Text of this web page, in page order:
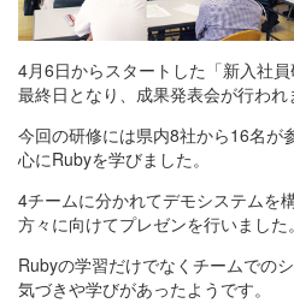
4月6日からスタートした「新入社
最終日となり、成果発表会が行われ
今回の研修には県内8社から16名が
心にRubyを学びました。
4チームに分かれてデモシステムを
方々に向けてプレゼンを行いました。
Rubyの学習だけでなくチームでの
気づきや学びがあったようです。